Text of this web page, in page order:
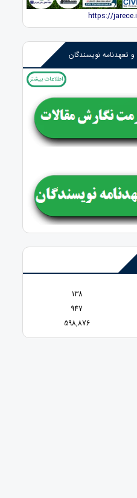
https://
تعهدنامه نویسندگان
اطلاعات بیشتر
138
947
598,876